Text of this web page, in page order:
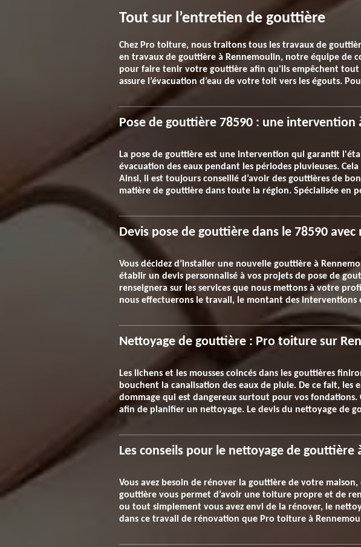
Tout sur l’entretien de gouttière
Chez Pro toiture, nous traitons tous les travaux de
en travaux de gouttière à Rennemoulin, notre équipe de
pour faire tenir votre gouttière afin qu'ils empêchent tout
assure l’évacuation d’eau de votre toit vers les égouts.
Pose de gouttière 78590 : une intervention
La pose de gouttière est une intervention qui garantit
évacuation des eaux pendant les périodes pluvieuses.
Ainsi, il est toujours conseillé d’avoir des gouttières de
matière de gouttière dans toute la région. Spécialisée en
Devis pose de gouttière dans le 78590
Vous décidez d’installer une nouvelle gouttière à
établir un devis personnalisé à vos projets de pose de
renseignera sur les services que nous mettons à votre
nous effectuerons le travail, le montant des
Nettoyage de gouttière : Pro toiture sur
Les lichens et les mousses coincés dans les gouttières
bouchent la canalisation des eaux de pluie. De ce fait,
dommage qui est dangereux surtout pour vos
afin de planifier un nettoyage. Le devis du nettoyage de
Les conseils pour le nettoyage de gouttière
Vous avez besoin de rénover la gouttière de votre
gouttière vous permet d’avoir une toiture propre et de
ou tout simplement vous avez envi de la rénover, le
dans ce travail de rénovation que Pro toiture à